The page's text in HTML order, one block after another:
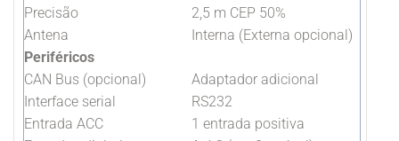
Precisão
2,5 m CEP 50%
Antena
Interna (Externa opcional)
Periféricos
CAN Bus (opcional)
Adaptador adicional
Interface serial
RS232
Entrada ACC
1 entrada positiva